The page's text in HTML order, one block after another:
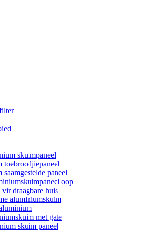
skuimpaneel
paneel
oop
draagbare huis
aluminiumskuim
met gate
skuim paneel